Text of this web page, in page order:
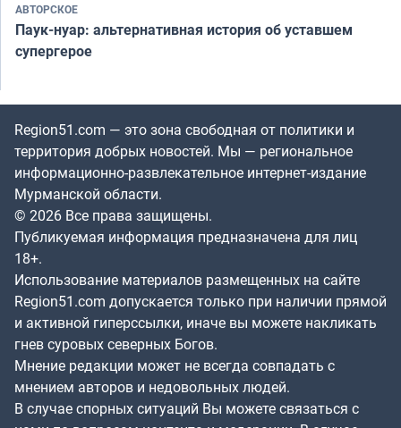
АВТОРСКОЕ
Паук-нуар: альтернативная история об уставшем
супергерое
Region51.com — это зона свободная от политики и
территория добрых новостей. Мы — региональное
информационно-развлекательное интернет-издание
Мурманской области.
© 2026 Все права защищены.
Публикуемая информация предназначена для лиц
18+.
Использование материалов размещенных на сайте
Region51.com допускается только при наличии прямой
и активной гиперссылки, иначе вы можете накликать
гнев суровых северных Богов.
Мнение редакции может не всегда совпадать с
мнением авторов и недовольных людей.
В случае спорных ситуаций Вы можете связаться с